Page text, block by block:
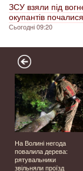
ЗСУ взяли під
окупантів
Сьогодні 09:20
На Волині негода
повалила дерева:
рятувальники
звільняли проїзд